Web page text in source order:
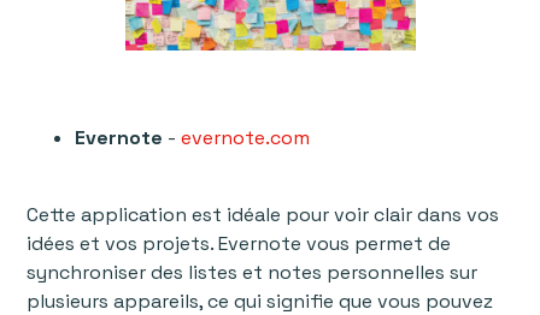
Evernote -evernote.com
Cette application est idéale pour voir clair dans vos
idées et vos projets. Evernote vous permet de
synchroniser des listes et notes personnelles sur
plusieurs appareils, ce qui signifie que vous pouvez